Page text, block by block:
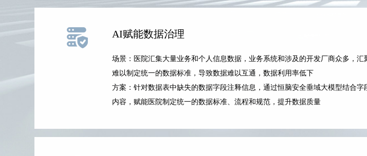
AI赋能数据治理
场景：医院汇集大量业务和个人信息数据，业务系统和涉及的开发厂商众多，
难以制定统一的数据标准，导致数据难以互通，数据利用率低下
方案：针对数据表中缺失的数据字段注释信息，通过恒脑安全垂域大模型结合
内容，赋能医院制定统一的数据标准、流程和规范，提升数据质量